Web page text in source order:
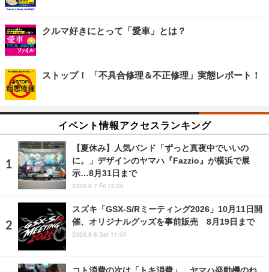
クルマ好きにとって「愛車」とは？
ストップ！ 「不具合修理＆不正修理」実態レポート！
イベント情報アクセスランキング
【夏休み】人気バンド「ずっと真夜中でいいの
に。」デザインのヤマハ『Fazzio』が横浜で展
示…8月31日まで
2026.8.7 Fri 12:00
スズキ「GSX-S/Rミーティング2026」10月11日開
催、オリジナルグッズを事前販売 8月19日まで
2026.8.8 Sat 11:00
コト消費の次は「トキ消費」、ヤマハ発動機のね